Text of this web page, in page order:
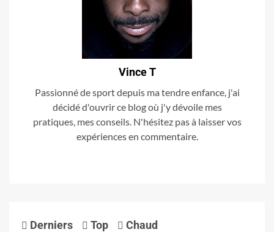
Vince T
Passionné de sport depuis ma tendre enfance, j'ai
décidé d'ouvrir ce blog où j'y dévoile mes
pratiques, mes conseils. N'hésitez pas à laisser vos
expériences en commentaire.
Derniers Top Chaud